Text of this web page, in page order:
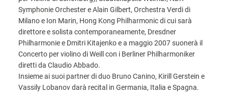
Symphonie Orchester e Alain Gilbert, Orchestra Verdi di
Milano e Ion Marin, Hong Kong Philharmonic di cui sarà
direttore e solista contemporaneamente, Dresdner
Philharmonie e Dmitri Kitajenko e a maggio 2007 suonerà il
Concerto per violino di Weill con i Berliner Philharmoniker
diretti da Claudio Abbado.
Insieme ai suoi partner di duo Bruno Canino, Kirill Gerstein e
Vassily Lobanov darà recital in Germania, Italia e Spagna.